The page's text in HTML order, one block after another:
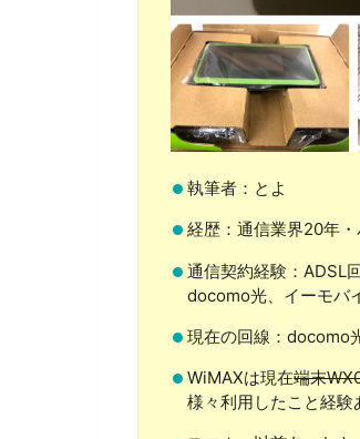
執筆者：とよ
経歴：通信業界20年
通信契約経験：ADSL
docomo光、イーモバ
現在の回線：
WiMAXは現在端末
様々利用したこと経験